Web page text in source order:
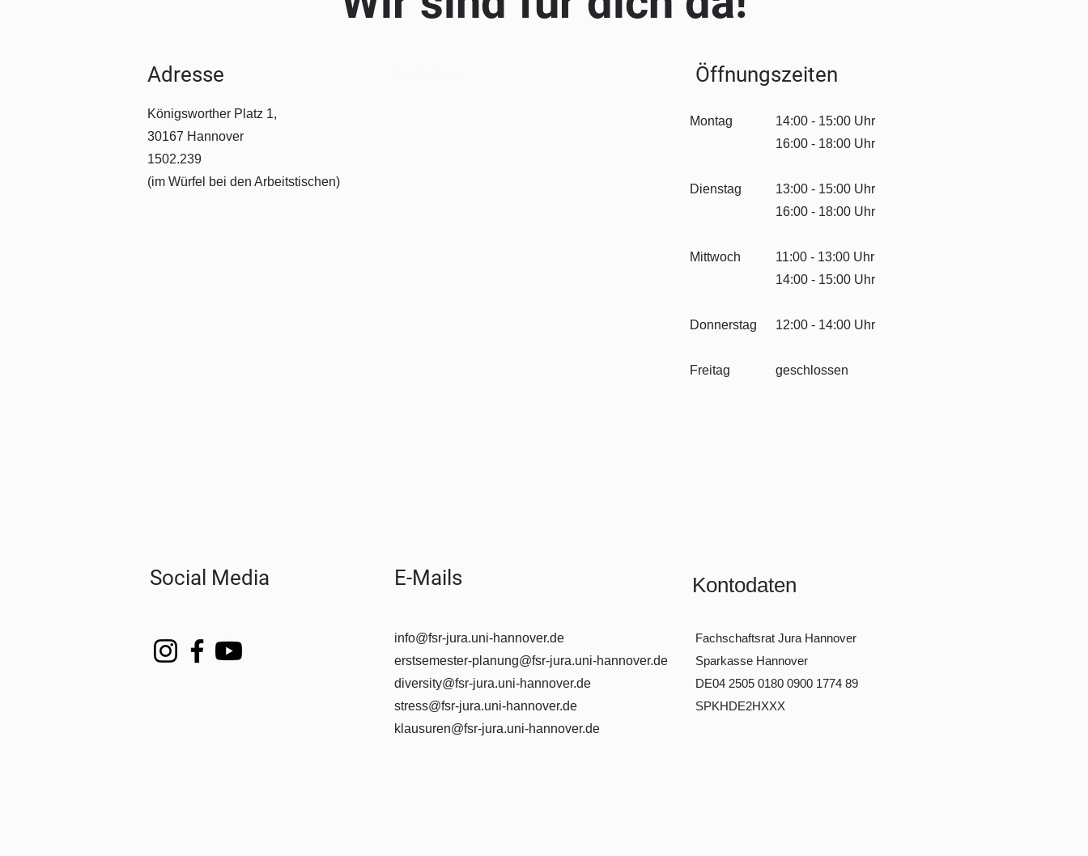
Adresse
Königsworther Platz 1,
30167 Hannover
1502.239
(im Würfel bei den Arbeitstischen)
Öffnungszeiten
Montag
Dienstag
Mittwoch
Donnerstag
Freitag
14:00 - 15:00 Uhr
16:00 - 18:00 Uhr
13:00 - 15:00 Uhr
16:00 - 18:00 Uhr
11:00 - 13:00 Uhr
14:00 - 15:00 Uhr
12:00 - 14:00 Uhr
geschlossen
Social Media E-Mails
info@fsr-jura.uni-hannover.de
erstsemester-planung@fsr-jura.uni-hannover.de
diversity@fsr-jura.uni-hannover.de
stress@fsr-jura.uni-hannover.de
klausuren@fsr-jura.uni-hannover.de
Kontodaten
Fachschaftsrat Jura Hannover
Sparkasse Hannover
DE04 2505 0180 0900 1774 89
SPKHDE2HXXX